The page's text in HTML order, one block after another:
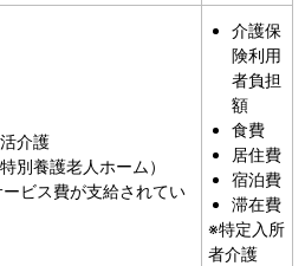
介護
別養護老人ホーム）
ビス費が支給されてい
介護保
険利用
者負担
額
食費
居住費
宿泊費
滞在費
※特定入所
者介護